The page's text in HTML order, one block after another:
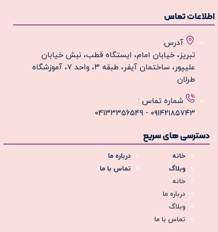
تماس
آدرس:
تبریز، خیابان امام، ایستگاه قطب، نبش خیابان
علیپور، ساختمان آیفر، طبقه ۳، واحد ۷، آموزشگاه
طرلان
شماره تماس :
۰۹۱۴۲۱۸۵۷۴۳ - 04133356549
دسترسی های سریع
خانه
درباره ما
وبلاگ
تماس با ما
خانه
درباره ما
وبلاگ
تماس با ما